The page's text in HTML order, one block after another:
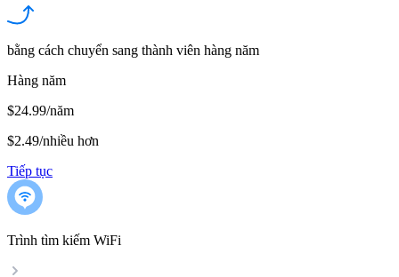
bằng cách chuyển sang thành viên hàng năm
Hàng năm
$24.99/năm
$2.49/nhiều hơn
Tiếp tục
Trình tìm kiếm WiFi